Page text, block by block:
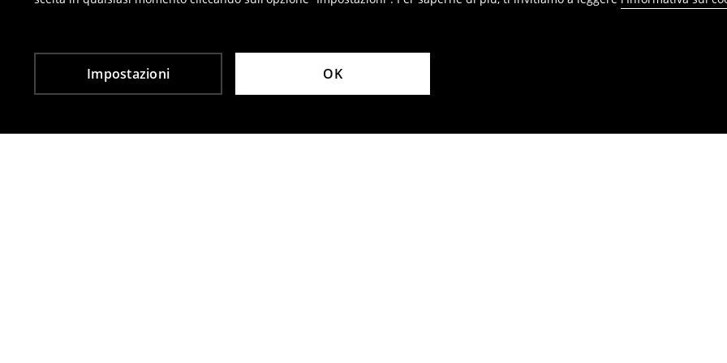
Impostazioni OK
⟶Resi